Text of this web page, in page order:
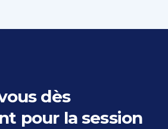
dès
pour la session